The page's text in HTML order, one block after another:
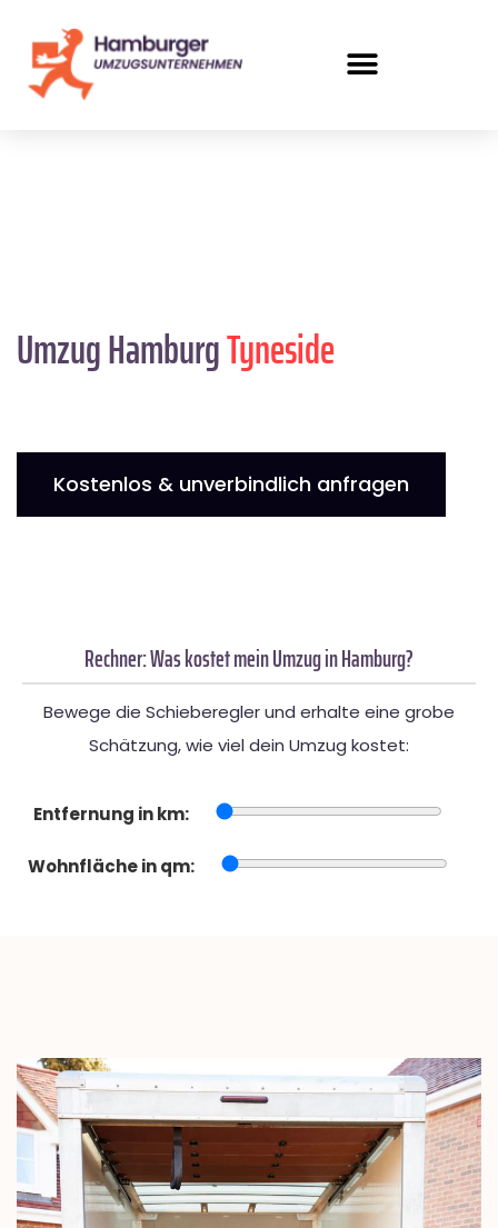
Umzug HamburgTyneside
Kostenlos & unverbindlich anfragen
Rechner: Was kostet mein Umzug in Hamburg?
Bewege die Schieberegler und erhalte eine grobe
Schätzung, wie viel dein Umzug kostet:
Entfernung in km:
Wohnfläche in qm: